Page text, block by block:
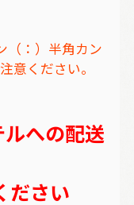
（：）半角カン
意ください。
ルへの配送
ださい